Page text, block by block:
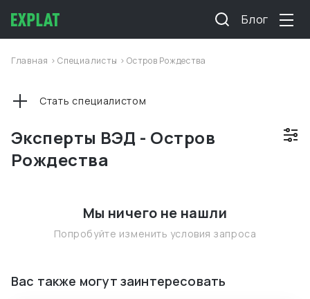
Блог
Главная >Специалисты >Остров Рождества
Эксперты ВЭД - Остров
Рождества
Стать специалистом
Мы ничего не нашли
Попробуйте изменить условия запроса
Вас также могут заинтересовать